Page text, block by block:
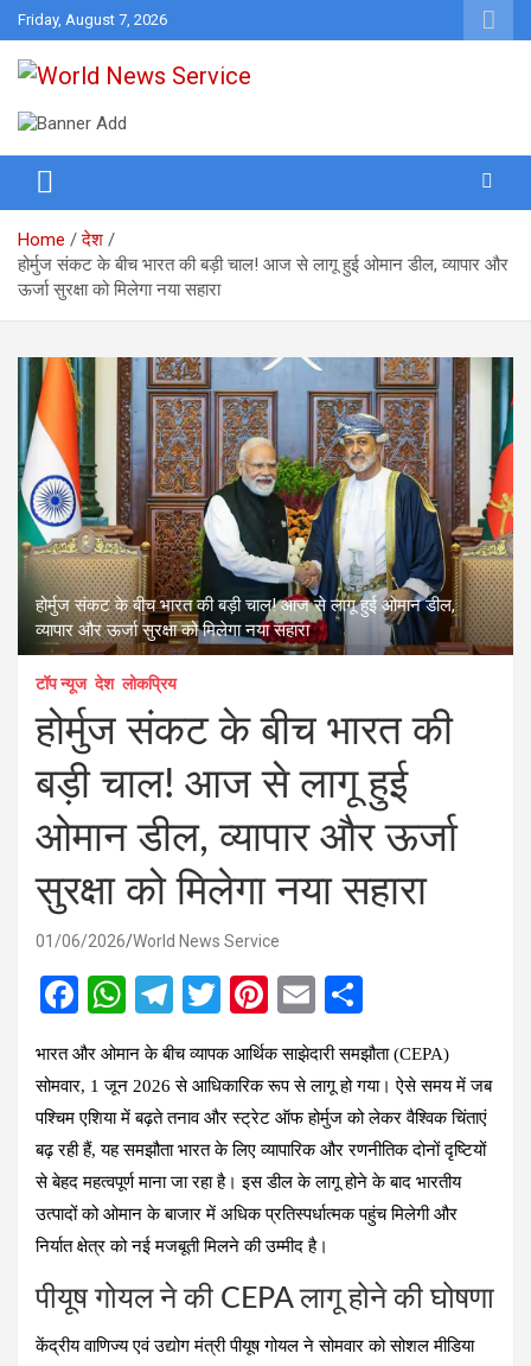
Skip
to
content
Friday, August 7, 2026
World News Service
Home
देश
होर्मुज संकट के बीच भारत की बड़ी चाल! आज से लागू हुई ओमान डील, व्यापार और
ऊर्जा सुरक्षा को मिलेगा नया सहारा
होर्मुज संकट के बीच भारत की बड़ी चाल! आज से लागू हुई ओमान डील,
व्यापार और ऊर्जा सुरक्षा को मिलेगा नया सहारा
टॉप न्यूज देश लोकप्रिय
होर्मुज संकट के बीच भारत की
बड़ी चाल! आज से लागू हुई
ओमान डील, व्यापार और ऊर्जा
सुरक्षा को मिलेगा नया सहारा
01/06/2026 World News Service
F
a
ce
b
o
o
k
W
at
s
A
p
p
T
e
gr
a
m
T
wi
tt
er
Pi
er
es
t
E
m
ail
h
ar
e
भारत और ओमान के बीच व्यापक आर्थिक साझेदारी समझौता (CEPA)
सोमवार, 1 जून 2026 से आधिकारिक रूप से लागू हो गया। ऐसे समय में जब
पश्चिम एशिया में बढ़ते तनाव और स्ट्रेट ऑफ होर्मुज को लेकर वैश्विक चिंताएं
बढ़ रही हैं, यह समझौता भारत के लिए व्यापारिक और रणनीतिक दोनों दृष्टियों
से बेहद महत्वपूर्ण माना जा रहा है। इस डील के लागू होने के बाद भारतीय
उत्पादों को ओमान के बाजार में अधिक प्रतिस्पर्धात्मक पहुंच मिलेगी और
निर्यात क्षेत्र को नई मजबूती मिलने की उम्मीद है।
पीयूष गोयल ने की CEPA लागू होने की घोषणा
केंद्रीय वाणिज्य एवं उद्योग मंत्री पीयूष गोयल ने सोमवार को सोशल मीडिया